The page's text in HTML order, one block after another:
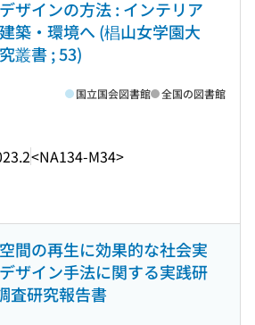
ザインの方法 : インテリア
築・環境へ (椙山女学園大
叢書 ; 53)
<NA134-M34>
国立国会図書館 全国の図書館
間の再生に効果的な社会実
ザイン手法に関する実践研
査研究報告書